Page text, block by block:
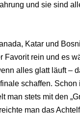
und sie sind
Katar und
Favorit rein und es
alles glatt läuft –
schaffen. Schon
man stets mit den
man das